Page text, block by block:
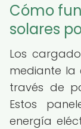
Cómo
solares
Los
mediante la
través de
Estos
energía